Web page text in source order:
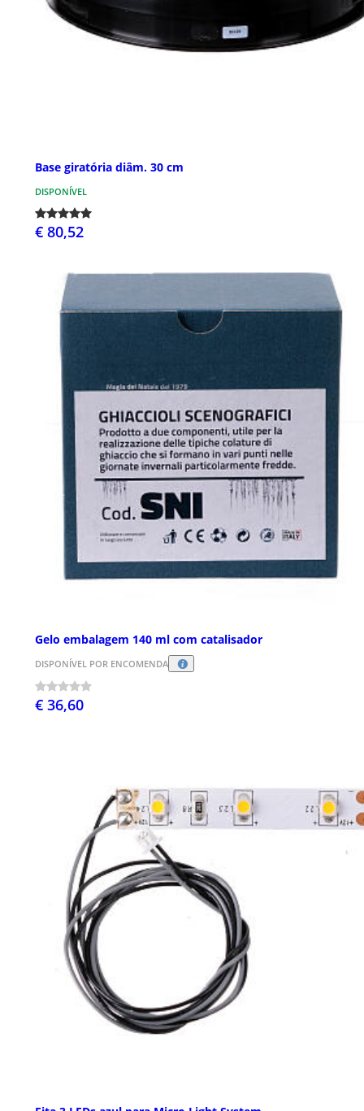
Base giratória diâm. 30 cm
DISPONÍVEL
€ 80,52
Gelo embalagem 140 ml com catalisador
DISPONÍVEL POR ENCOMENDA
€ 36,60